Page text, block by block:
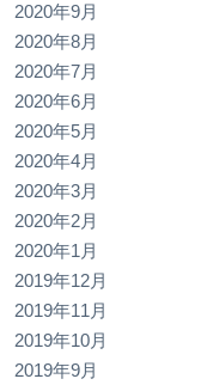
2020年9月
2020年8月
2020年7月
2020年6月
2020年5月
2020年4月
2020年3月
2020年2月
2020年1月
2019年12月
2019年11月
2019年10月
2019年9月